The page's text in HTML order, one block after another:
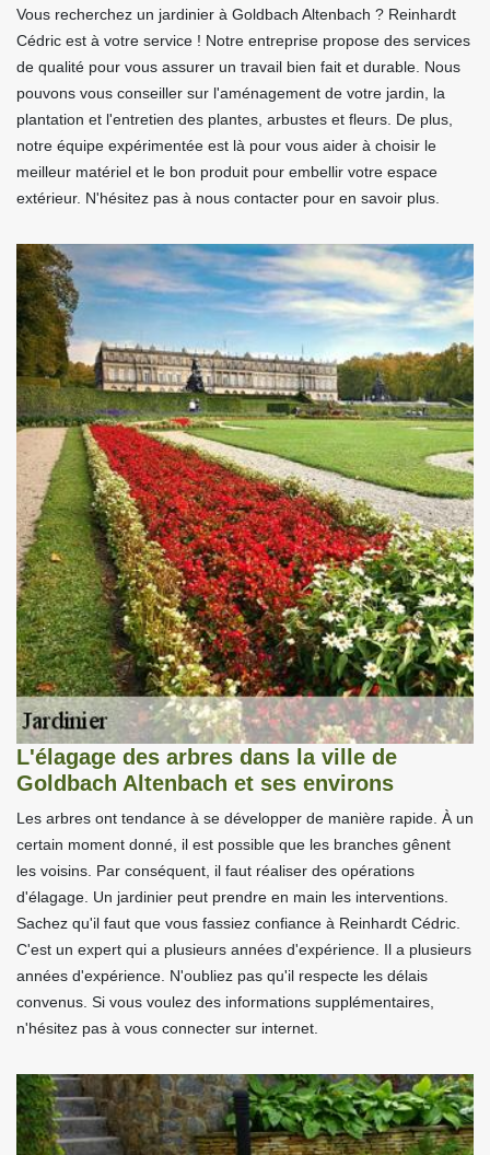
Vous recherchez un jardinier à Goldbach Altenbach ? Reinhardt
Cédric est à votre service ! Notre entreprise propose des services
de qualité pour vous assurer un travail bien fait et durable. Nous
pouvons vous conseiller sur l'aménagement de votre jardin, la
plantation et l'entretien des plantes, arbustes et fleurs. De plus,
notre équipe expérimentée est là pour vous aider à choisir le
meilleur matériel et le bon produit pour embellir votre espace
extérieur. N'hésitez pas à nous contacter pour en savoir plus.
L'élagage des arbres dans la ville de
Goldbach Altenbach et ses environs
Les arbres ont tendance à se développer de manière rapide. À un
certain moment donné, il est possible que les branches gênent
les voisins. Par conséquent, il faut réaliser des opérations
d'élagage. Un jardinier peut prendre en main les interventions.
Sachez qu'il faut que vous fassiez confiance à Reinhardt Cédric.
C'est un expert qui a plusieurs années d'expérience. Il a plusieurs
années d'expérience. N'oubliez pas qu'il respecte les délais
convenus. Si vous voulez des informations supplémentaires,
n'hésitez pas à vous connecter sur internet.